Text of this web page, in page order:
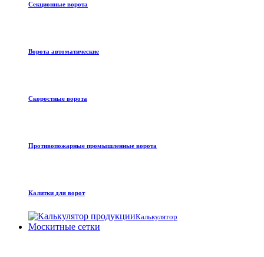
Секционные ворота
Ворота автоматические
Скоростные ворота
Противопожарные промышленные ворота
Калитки для ворот
Калькулятор
Москитные сетки